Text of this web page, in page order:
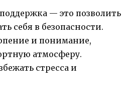
— это позволить
себя в безопасности.
и понимание,
атмосферу.
стресса и